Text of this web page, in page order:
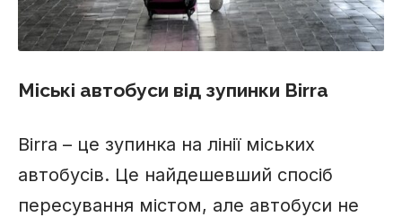
Міські автобуси від зупинки Birra
Birra – це зупинка на лінії міських
автобусів. Це найдешевший спосіб
пересування містом, але автобуси не